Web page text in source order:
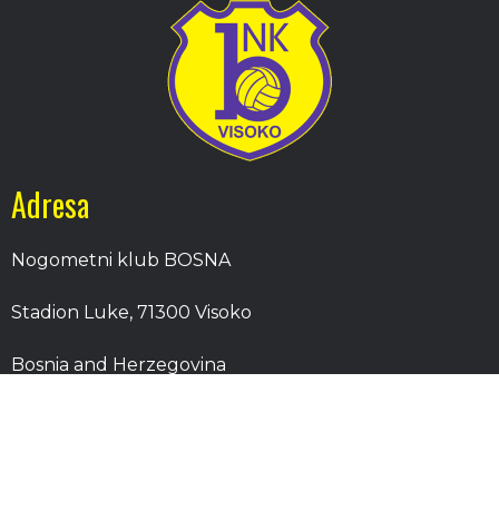
Adresa
Nogometni klub BOSNA
Stadion Luke, 71300 Visoko
Bosnia and Herzegovina